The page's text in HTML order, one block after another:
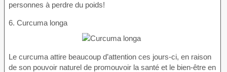
personnes à perdre du poids!
6. Curcuma longa
Le curcuma attire beaucoup d’attention ces jours-ci, en raison
de son pouvoir naturel de promouvoir la santé et le bien-être en